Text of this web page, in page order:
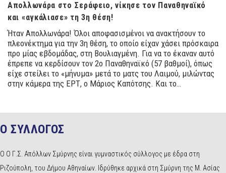
Απολλωνάρα στο Σεράφειο, νίκησε τον Παναθηναϊκό
και «αγκάλιασε» τη 3η θέση!
Ήταν Απολλωνάρα! Όλοι αποφασισμένοι να ανακτήσουν το
πλεονέκτημα για την 3η θέση, το οποίο είχαν χάσει πρόσκαιρα
προ μίας εβδομάδας, στη Βουλιαγμένη. Για να το έκαναν αυτό
έπρεπε να κερδίσουν τον 2ο Παναθηναϊκό (57 βαθμοί), όπως
είχε στείλει το «μήνυμα» μετά το ματς του Λαιμού, μιλώντας
στην κάμερα της ΕΡΤ, ο Μάριος Καπότσης. Και το…
Ο ΣΥΛΛΟΓΟΣ
Ο Ο Γ.Σ. Απόλλων Σμύρνης είναι γυμναστικός σύλλογος με έδρα στη
Ριζούπολη, του Δήμου Αθηναίων. Ιδρύθηκε αρχικά στη Σμύρνη της Μ. Ασίας